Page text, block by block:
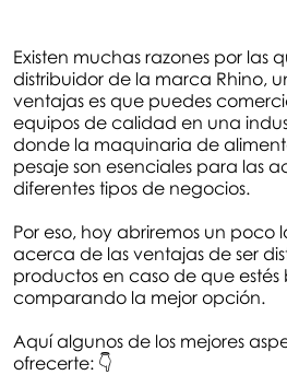
Existen muchas razones por las
distribuidor de la marca Rhino,
ventajas es que puedes
equipos de calidad en una
donde la maquinaria de
pesaje son esenciales para las
diferentes tipos de negocios.
Por eso, hoy abriremos un poco
acerca de las ventajas de ser
productos en caso de que
comparando la mejor opción.
Aquí algunos de los mejores
ofrecerte: 👇